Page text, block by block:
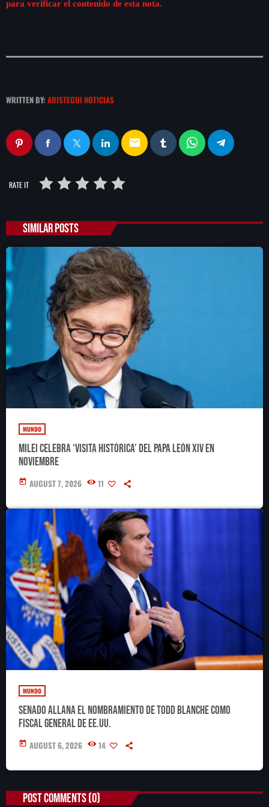
de FIFA
para verificar el contenido de esta nota.
WRITTEN BY: ARISTEGUI NOTICIAS
email
RATE IT
SIMILAR POSTS
MUNDO
Milei celebra ‘visita histórica’ del papa León XIV en
noviembre
today AUGUST 7, 2026 11
MUNDO
Senado allana el nombramiento de Todd Blanche como
fiscal general de EE.UU.
today AUGUST 6, 2026 14
POST COMMENTS (0)